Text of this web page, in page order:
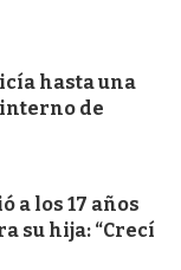
hasta una
de
a los 17 años
su hija: “Crecí